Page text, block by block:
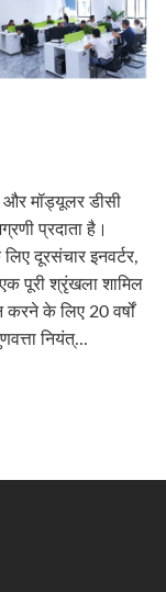
और मॉड्यूलर डीसी
प्रदाता है।
दूरसंचार इनवर्टर,
पूरी श्रृंखला शामिल
के लिए 20 वर्षों
नियंत्...